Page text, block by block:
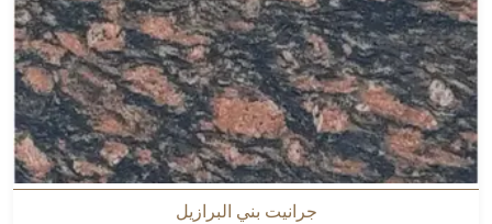
جرانيت بني البرازيل